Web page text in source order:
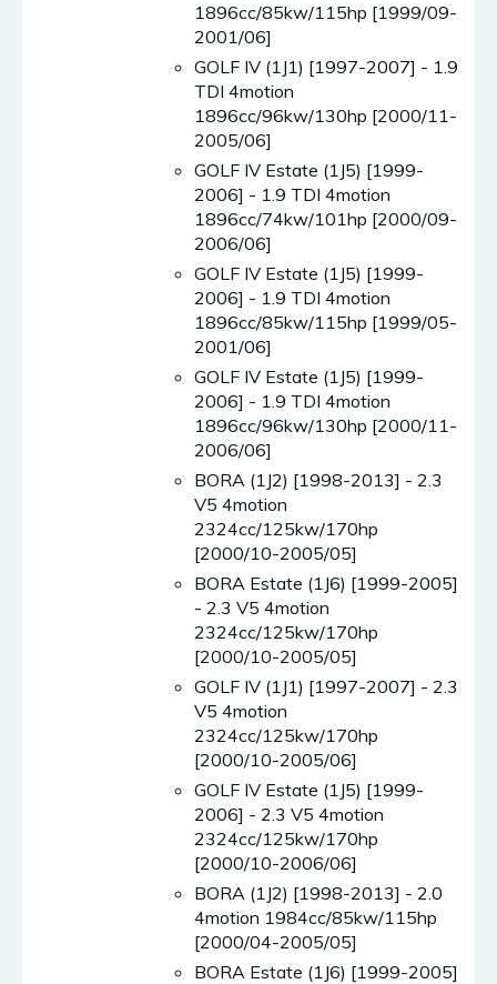
1896cc/85kw/115hp [1999/09-
2001/06]
GOLF IV (1J1) [1997-2007] - 1.9
TDI 4motion
1896cc/96kw/130hp [2000/11-
2005/06]
GOLF IV Estate (1J5) [1999-
2006] - 1.9 TDI 4motion
1896cc/74kw/101hp [2000/09-
2006/06]
GOLF IV Estate (1J5) [1999-
2006] - 1.9 TDI 4motion
1896cc/85kw/115hp [1999/05-
2001/06]
GOLF IV Estate (1J5) [1999-
2006] - 1.9 TDI 4motion
1896cc/96kw/130hp [2000/11-
2006/06]
BORA (1J2) [1998-2013] - 2.3
V5 4motion
2324cc/125kw/170hp
[2000/10-2005/05]
BORA Estate (1J6) [1999-2005]
- 2.3 V5 4motion
2324cc/125kw/170hp
[2000/10-2005/05]
GOLF IV (1J1) [1997-2007] - 2.3
V5 4motion
2324cc/125kw/170hp
[2000/10-2005/06]
GOLF IV Estate (1J5) [1999-
2006] - 2.3 V5 4motion
2324cc/125kw/170hp
[2000/10-2006/06]
BORA (1J2) [1998-2013] - 2.0
4motion 1984cc/85kw/115hp
[2000/04-2005/05]
BORA Estate (1J6) [1999-2005]